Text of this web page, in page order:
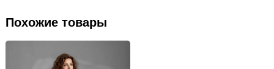
Похожие товары